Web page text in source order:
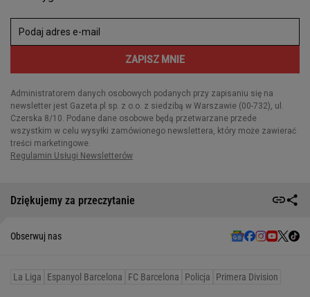
Dziękujemy za przeczytanie
Obserwuj nas
La Liga Espanyol Barcelona FC Barcelona Policja Primera Division